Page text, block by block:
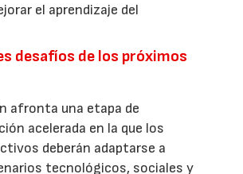
el aprendizaje del
desafíos de los próximos
afronta una etapa de
acelerada en la que los
deberán adaptarse a
tecnológicos, sociales y